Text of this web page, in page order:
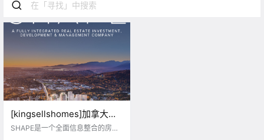
[kingsellshomes]加拿大西
海岸Shape Development:
SHAPE是一个全面信息整合的房地